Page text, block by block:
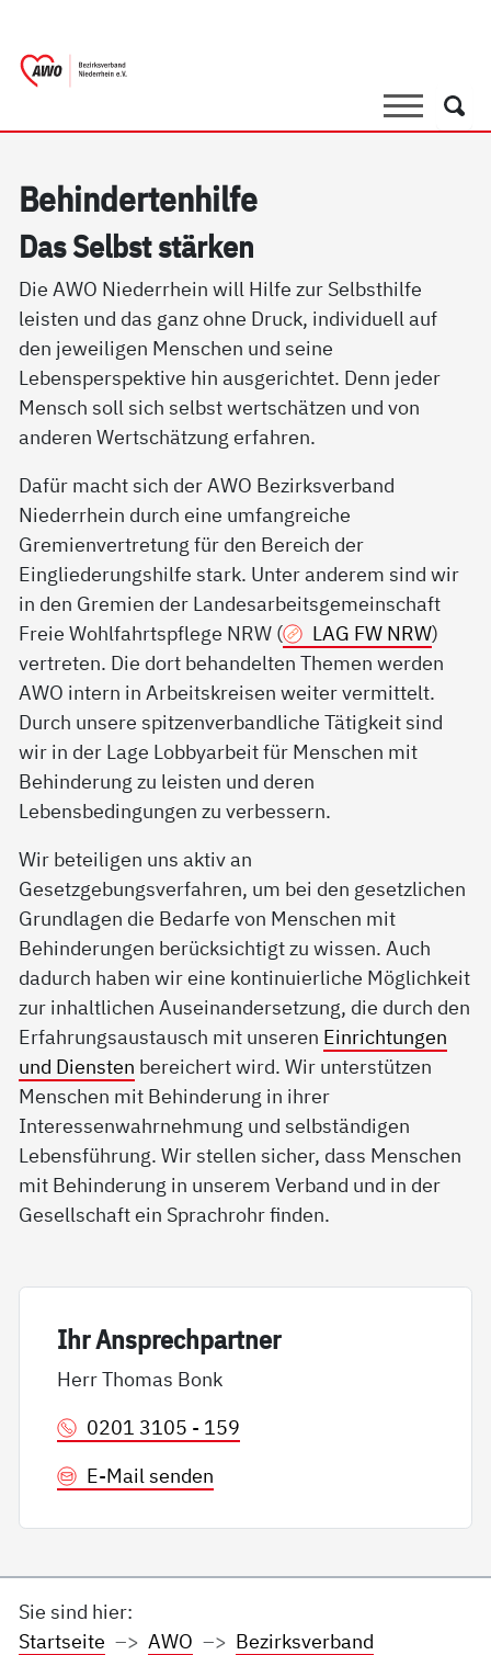
SucheSuche
Be­hin­der­ten­hil­fe
Das Selbst stär­ken
Die AWO Niederrhein will Hilfe zur Selbsthilfe
leisten und das ganz ohne Druck, individuell auf
den jeweiligen Menschen und seine
Lebensperspektive hin ausgerichtet. Denn jeder
Mensch soll sich selbst wertschätzen und von
anderen Wertschätzung erfahren.
Dafür macht sich der AWO Bezirksverband
Niederrhein durch eine umfangreiche
Gremienvertretung für den Bereich der
Eingliederungshilfe stark. Unter anderem sind wir
in den Gremien der Landesarbeitsgemeinschaft
Freie Wohlfahrtspflege NRW (
LAG FW NRW)
vertreten. Die dort behandelten Themen werden
AWO intern in Arbeitskreisen weiter vermittelt.
Durch unsere spitzenverbandliche Tätigkeit sind
wir in der Lage Lobbyarbeit für Menschen mit
Behinderung zu leisten und deren
Lebensbedingungen zu verbessern.
Wir beteiligen uns aktiv an
Gesetzgebungsverfahren, um bei den gesetzlichen
Grundlagen die Bedarfe von Menschen mit
Behinderungen berücksichtigt zu wissen. Auch
dadurch haben wir eine kontinuierliche Möglichkeit
zur inhaltlichen Auseinandersetzung, die durch den
Erfahrungsaustausch mit unseren Einrichtungen
und Diensten bereichert wird. Wir unterstützen
Menschen mit Behinderung in ihrer
Interessenwahrnehmung und selbständigen
Lebensführung. Wir stellen sicher, dass Menschen
mit Behinderung in unserem Verband und in der
Gesellschaft ein Sprachrohr finden.
Ihr An­sp­rech­part­ner
Herr Thomas Bonk
0201 3105 - 159
E-Mail senden
Sie sind hier:
Startseite
AWO
Bezirksverband